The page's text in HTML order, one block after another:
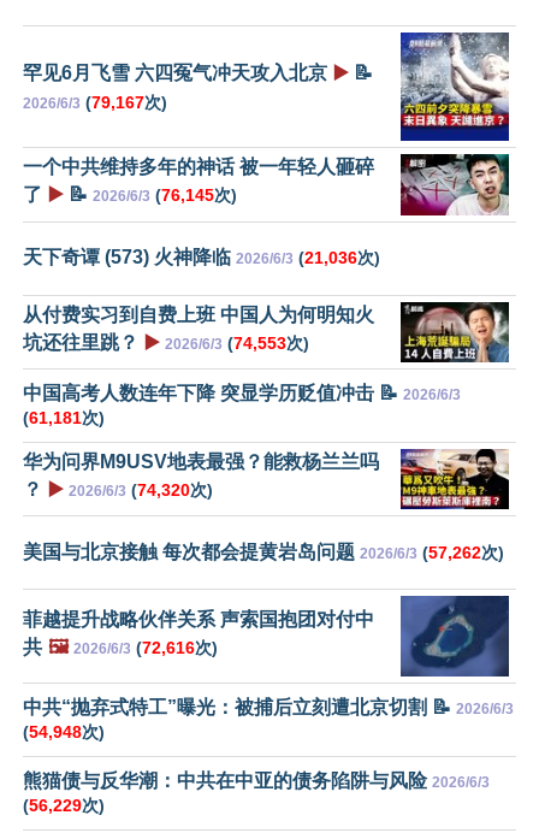
罕见6月飞雪 六四冤气冲天攻入北京 ▶️ 📝
2026/6/3 (79,167次)
一个中共维持多年的神话 被一年轻人砸碎
了 ▶️ 📝 2026/6/3 (76,145次)
天下奇谭 (573) 火神降临 2026/6/3 (21,036次)
从付费实习到自费上班 中国人为何明知火
坑还往里跳？
▶️ 2026/6/3 (74,553次)
中国高考人数连年下降 突显学历贬值冲击 📝 2026/6/3
(61,181次)
华为问界M9USV地表最强？能救杨兰兰吗
？
▶️ 2026/6/3 (74,320次)
美国与北京接触 每次都会提黄岩岛问题 2026/6/3 (57,262次)
菲越提升战略伙伴关系 声索国抱团对付中
共 🖼️ 2026/6/3 (72,616次)
中共“抛弃式特工”曝光：被捕后立刻遭北京切割 📝 2026/6/3
(54,948次)
熊猫债与反华潮：中共在中亚的债务陷阱与风险 2026/6/3
(56,229次)